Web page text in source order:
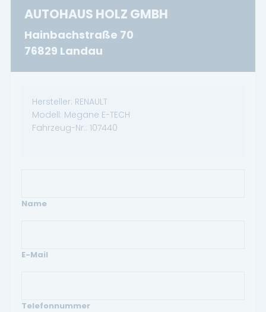
AUTOHAUS HOLZ GMBH
Hainbachstraße 70
76829 Landau
Hersteller: RENAULT
Modell: Megane E-TECH
Fahrzeug-Nr.: 107440
Name
E-Mail
Telefonnummer